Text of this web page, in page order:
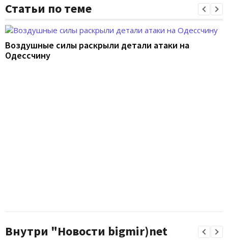
Статьи по теме
Воздушные силы раскрыли детали атаки на
Одессчину
Внутри "Новости bigmir)net